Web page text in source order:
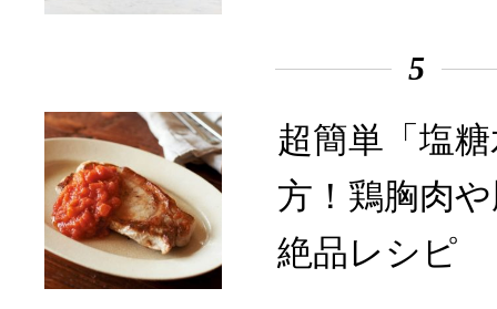
5
超簡単「塩
方！鶏胸肉
絶品レシピ